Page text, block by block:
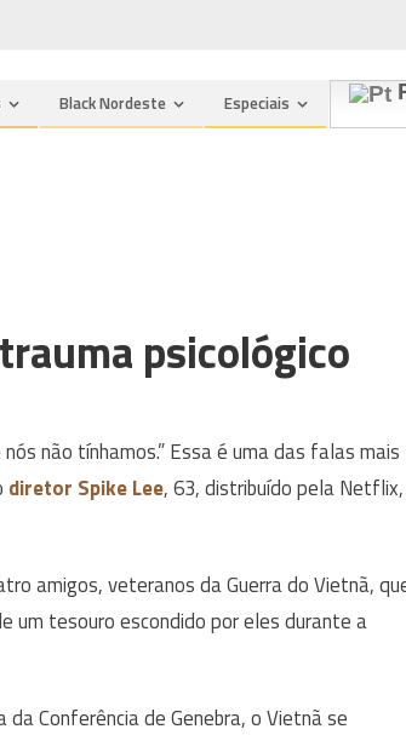
Black Nordeste Especiais
psicológico
não tínhamos.” Essa é uma das falas mais
diretor Spike Lee, 63, distribuído pela Netflix,
amigos, veteranos da Guerra do Vietnã,
um tesouro escondido por eles durante a
Conferência de Genebra, o Vietnã se